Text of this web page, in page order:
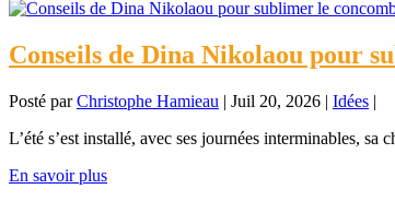
Conseils de Dina Nikolaou pour
Posté parChristophe Hamieau | Juil 20, 2026 | Idées |
L’été s’est installé, avec ses journées interminables, sa
En savoir plus